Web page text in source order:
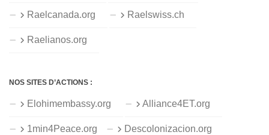
Raelcanada.org Raelswiss.ch
Raelianos.org
NOS SITES D’ACTIONS :
Elohimembassy.org Alliance4ET.org
1min4Peace.org Descolonizacion.org